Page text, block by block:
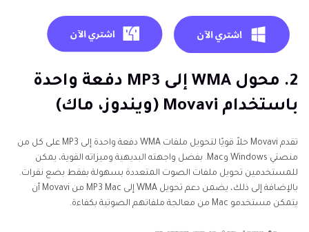
2. محول WMA إلى MP3 دفعة واحدة
باستخدام Movavi (ويندوز، ماك)
تقدم Movavi حلاً قويًا لتحويل ملفات WMA دفعة واحدة إلى MP3 على كل من
منصتي Windows وMac. بفضل واجهته البديهية وميزاته القوية، يمكن
للمستخدمين تحويل ملفات الصوت المتعددة بسهولة بفقط بضع نقرات.
بالإضافة إلى ذلك، يضمن دعم تحويل WMA إلى MP3 Mac من Movavi أن
يتمكن مستخدمو Mac من معالجة ملفاتهم الصوتية بكفاءة.